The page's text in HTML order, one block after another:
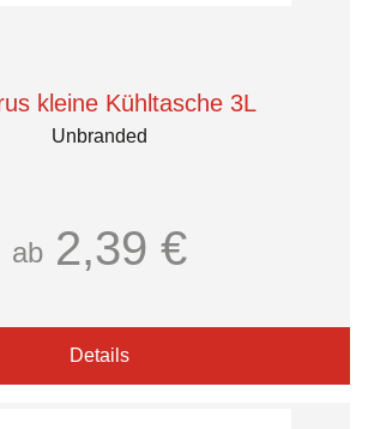
kleine Kühltasche 3L
Unbranded
ab 2,39 €
Details